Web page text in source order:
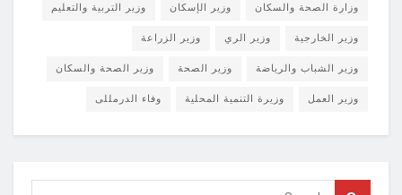
وزارة الصحة والسكان وزير الإسكان وزير التربية والتعليم
وزير الخارجية وزير الري وزير الزراعة
وزير الشباب والرياضة وزير الصحة وزير الصحة والسكان
وزير العمل وزيرة التنمية المحلية وفاء الدرمللى